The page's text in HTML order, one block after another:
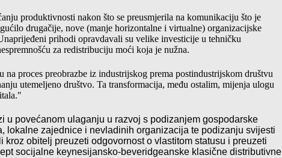
produktivnosti nakon što se preusmjerila na komunikaciju što je
drugačije, nove (manje horizontalne i virtualne) organizacijske
prihodi opravdavali su velike investicije u tehničku
za redistribuciju moći koja je nužna.
proces preobrazbe iz industrijskog prema postindustrijskom društvu
utemeljeno društvo. Ta transformacija, među ostalim, mijenja ulogu
u povećanom ulaganju u razvoj s podizanjem gospodarske
, lokalne zajednice i nevladinih organizacija te podizanju svijesti
kroz obitelj preuzeti odgovornost o vlastitom statusu i preuzeti
socijalne keynesijansko-beveridgeanske klasične distributivne